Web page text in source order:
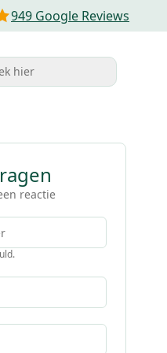
949 Google Reviews
hier
reactie